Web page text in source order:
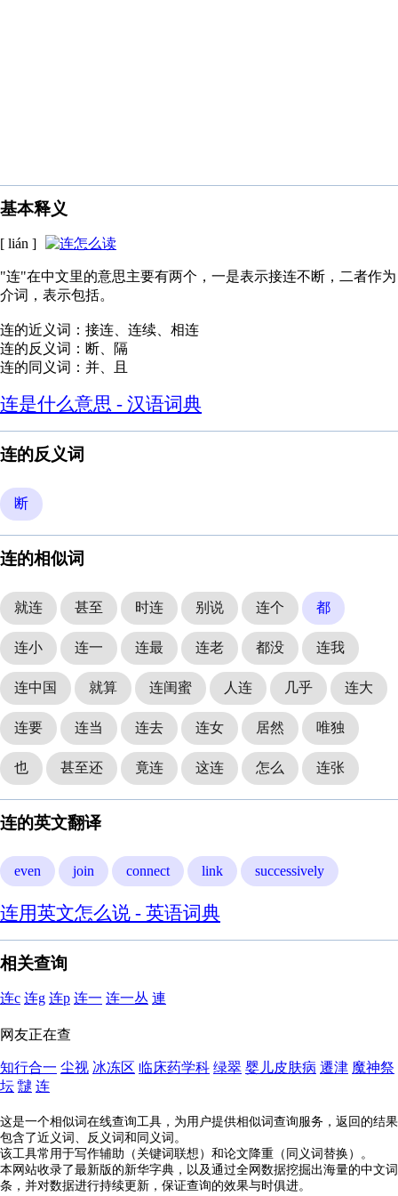
基本释义
[ lián ]
"连"在中文里的意思主要有两个，一是表示接连不断，二者作为
介词，表示包括。
连的近义词：接连、连续、相连
连的反义词：断、隔
连的同义词：并、且
连是什么意思 - 汉语词典
连的反义词
断
连的相似词
就连 甚至 时连 别说 连个 都
连小 连一 连最 连老 都没 连我
连中国 就算 连闺蜜 人连 几乎 连大
连要 连当 连去 连女 居然 唯独
也 甚至还 竟连 这连 怎么 连张
连的英文翻译
even join connect link successively
连用英文怎么说 - 英语词典
相关查询
连c 连g 连p 连一 连一丛 連
网友正在查
知行合一 尘视 冰冻区 临床药学科 绿翠 婴儿皮肤病 遷津 魔神祭
坛 靆 连
这是一个相似词在线查询工具，为用户提供相似词查询服务，返回的结果
包含了近义词、反义词和同义词。
该工具常用于写作辅助（关键词联想）和论文降重（同义词替换）。
本网站收录了最新版的新华字典，以及通过全网数据挖掘出海量的中文词
条，并对数据进行持续更新，保证查询的效果与时俱进。